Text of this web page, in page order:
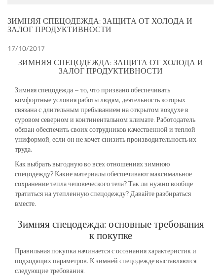
ЗИМНЯЯ СПЕЦОДЕЖДА: ЗАЩИТА ОТ ХОЛОДА И
ЗАЛОГ ПРОДУКТИВНОСТИ
17/10/2017
ЗИМНЯЯ СПЕЦОДЕЖДА: ЗАЩИТА ОТ ХОЛОДА И
ЗАЛОГ ПРОДУКТИВНОСТИ
Зимняя спецодежда – то, что призвано обеспечивать
комфортные условия работы людям, деятельность которых
связана с длительным пребыванием на открытом воздухе в
суровом северном и континентальном климате. Работодатель
обязан обеспечить своих сотрудников качественной и теплой
униформой, если он не хочет снизить производительность их
труда.
Как выбрать выгодную во всех отношениях зимнюю
спецодежду? Какие материалы обеспечивают максимальное
сохранение тепла человеческого тела? Так ли нужно вообще
тратиться на утепленную спецодежду? Давайте разбираться
вместе.
Зимняя спецодежда: основные требования
к покупке
Правильная покупка начинается с осознания характеристик и
подходящих параметров. К зимней спецодежде выставляются
следующие требования.